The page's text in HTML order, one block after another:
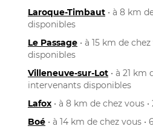
Laroque-Timbaut • à 8 km
disponibles
Le Passage • à 15 km de
disponibles
Villeneuve-sur-Lot • à 21 km
intervenants disponibles
Lafox • à 8 km de chez vous
Boé • à 14 km de chez vous